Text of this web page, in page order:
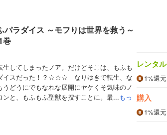
ラダイス ～モフりは世界を救う～
巻
してしまったノア。だけどそこは、もふも
イスだった！？☆☆☆ なりゆきで転生、な
どうにでもなれな展開にヤケくそ気味のノ
と、もふもふ聖獣を捜すことに。最...もっ
レンタル
1%還元
購入
1%還元